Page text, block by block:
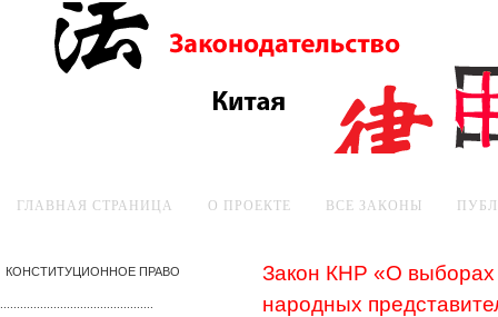
ГЛАВНАЯ СТРАНИЦА О ПРОЕКТЕ ВСЕ ЗАКОНЫ
КОНСТИТУЦИОННОЕ ПРАВО
Закон КНР «О выборах
народных